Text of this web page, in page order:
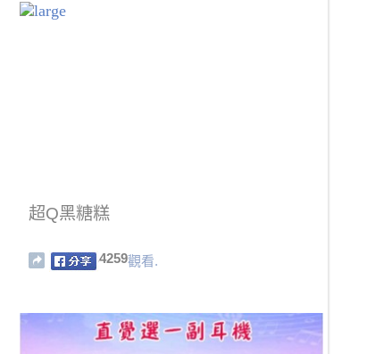
超Q黑糖糕
4259觀看.